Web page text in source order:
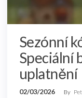
Sezónní
Speciální
uplatnění
02/03/2026 By